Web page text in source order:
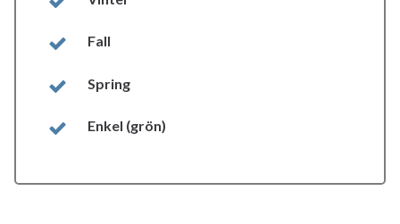
Fall
Spring
Enkel (grön)